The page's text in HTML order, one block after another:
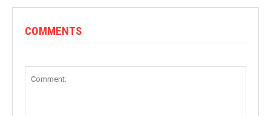
COMMENTS